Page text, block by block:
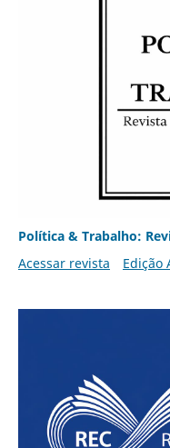
Política & Trabalho:
Acessar revista
Edição